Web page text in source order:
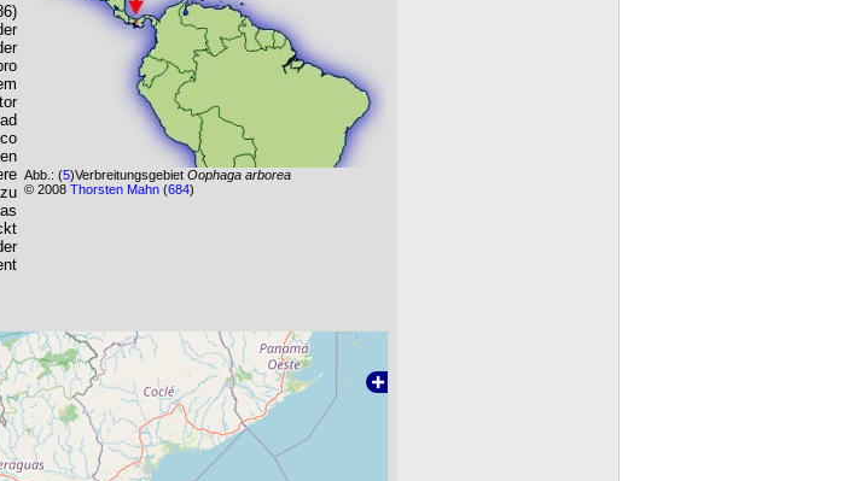
Abb.: (5)Verbreitungsgebiet Oophaga arborea
© 2008 Thorsten Mahn (684)